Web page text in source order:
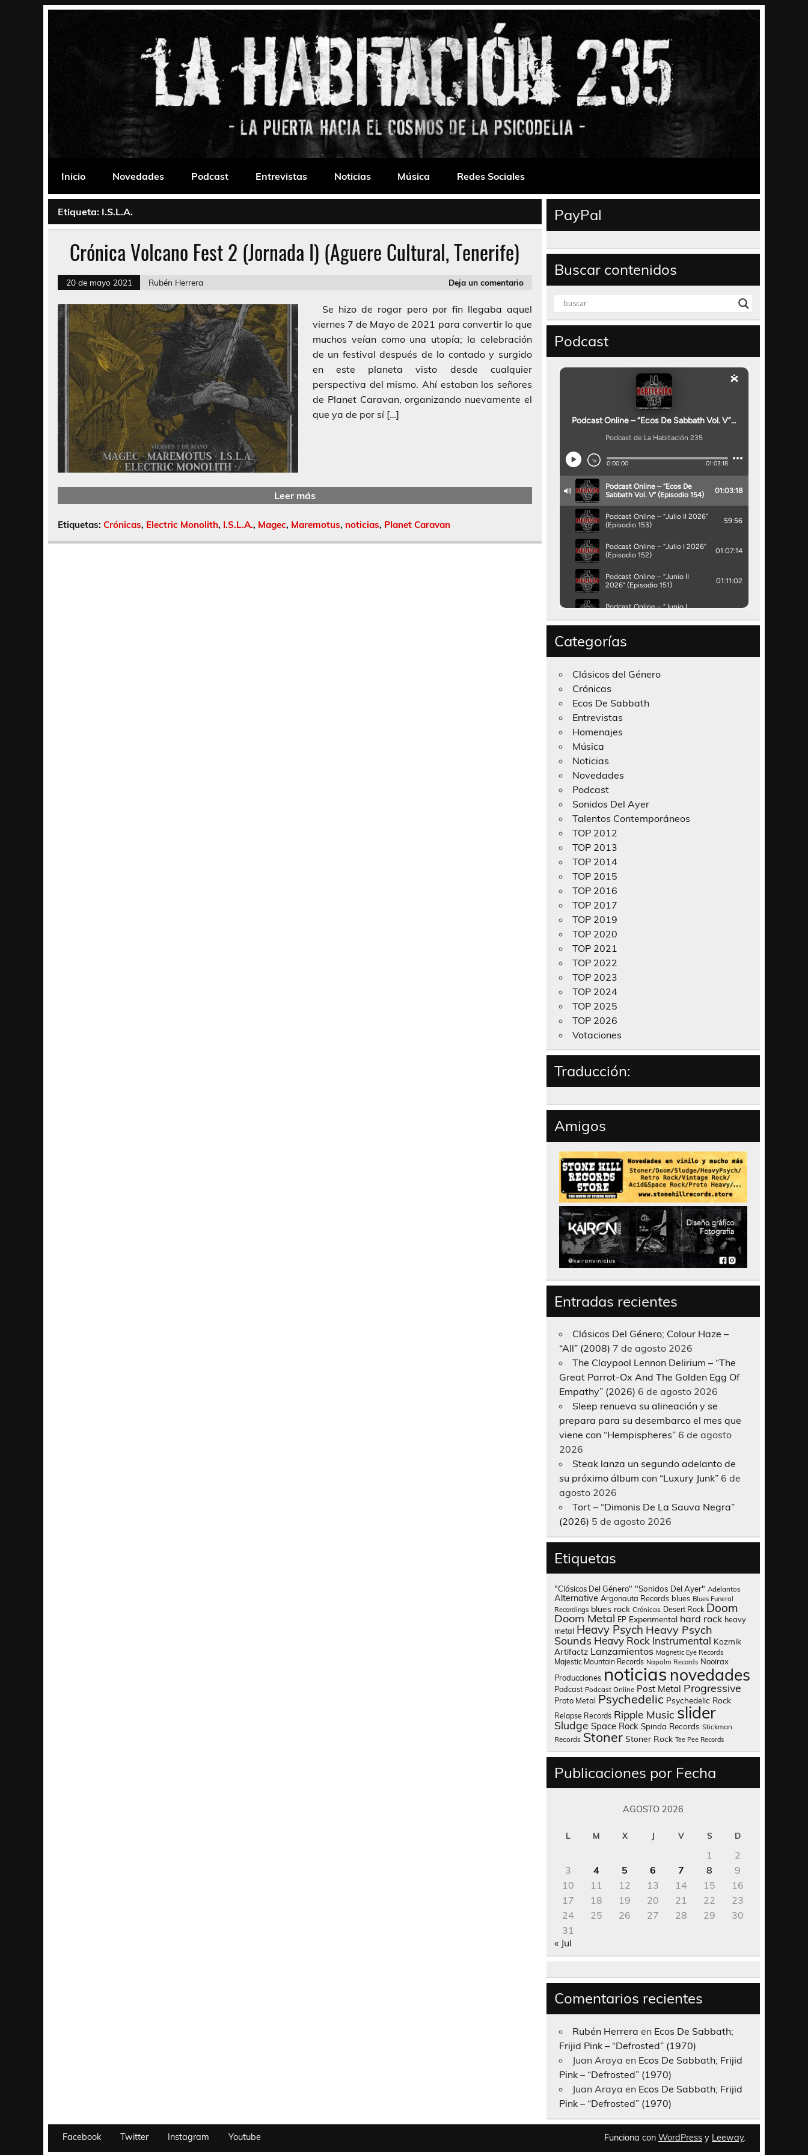
La Habitación 235
Inicio
Novedades Podcast Entrevistas Noticias Música Redes Sociales
Etiqueta: I.S.L.A.
Crónica Volcano Fest 2 (Jornada I) (Aguere Cultural, Tenerife)
20 de mayo 2021 Rubén Herrera Deja un comentario
Se hizo de rogar pero por fin llegaba aquel
viernes 7 de Mayo de 2021 para convertir lo que
muchos veían como una utopía; la celebración
de un festival después de lo contado y surgido
en este planeta visto desde cualquier
perspectiva del mismo. Ahí estaban los señores
de Planet Caravan, organizando nuevamente el
que ya de por sí […]
Leer más
Etiquetas: Crónicas, Electric Monolith, I.S.L.A., Magec, Maremotus, noticias, Planet Caravan
PayPal
Buscar contenidos
Podcast
Categorías
Clásicos del Género
Crónicas
Ecos De Sabbath
Entrevistas
Homenajes
Música
Noticias
Novedades
Podcast
Sonidos Del Ayer
Talentos Contemporáneos
TOP 2012
TOP 2013
TOP 2014
TOP 2015
TOP 2016
TOP 2017
TOP 2019
TOP 2020
TOP 2021
TOP 2022
TOP 2023
TOP 2024
TOP 2025
TOP 2026
Votaciones
Traducción:
Amigos
Entradas recientes
Clásicos Del Género; Colour Haze –
“All” (2008) 7 de agosto 2026
The Claypool Lennon Delirium – “The
Great Parrot-Ox And The Golden Egg Of
Empathy” (2026) 6 de agosto 2026
Sleep renueva su alineación y se
prepara para su desembarco el mes que
viene con “Hempispheres” 6 de agosto
2026
Steak lanza un segundo adelanto de
su próximo álbum con “Luxury Junk” 6 de
agosto 2026
Tort – “Dimonis De La Sauva Negra”
(2026) 5 de agosto 2026
Etiquetas
"Clásicos Del Género" "Sonidos Del Ayer" Adelantos
Alternative Argonauta Records blues Blues Funeral
Recordings blues rock Crónicas Desert Rock Doom
Doom Metal EP Experimental hard rock heavy
metal Heavy Psych Heavy Psych
Sounds Heavy Rock Instrumental Kozmik
Artifactz Lanzamientos Magnetic Eye Records
Majestic Mountain Records Napalm Records Nooirax
Producciones noticias novedades
Podcast Podcast Online Post Metal Progressive
Proto Metal Psychedelic Psychedelic Rock
Relapse Records Ripple Music slider
Sludge Space Rock Spinda Records Stickman
Records Stoner Stoner Rock Tee Pee Records
Publicaciones por Fecha
AGOSTO 2026
L M X J V S D
1
2
3
4 5 6 7 8
9
10
11 12 13 14 15
16
17
18 19 20 21 22
23
24
25 26 27 28 29
30
31
« Jul
Comentarios recientes
Rubén Herrera en Ecos De Sabbath;
Frijid Pink – “Defrosted” (1970)
Juan Araya en Ecos De Sabbath; Frijid
Pink – “Defrosted” (1970)
Juan Araya en Ecos De Sabbath; Frijid
Pink – “Defrosted” (1970)
Facebook Twitter Instagram Youtube Funciona con WordPress y Leeway.